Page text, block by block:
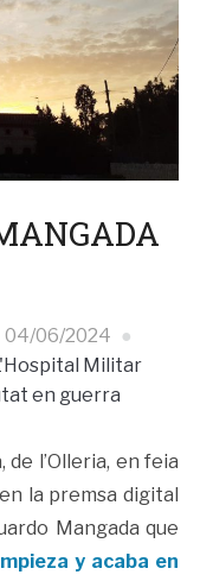
04/06/2024
Militar
en guerra
de l’Olleria, en feia
la premsa digital
Mangada que
y acaba en